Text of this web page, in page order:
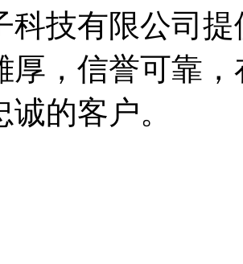
科技有限公司
厚，信誉可靠
的客户。